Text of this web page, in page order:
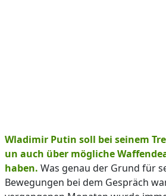
Wladimir Putin soll bei seinem
un auch über mögliche
haben. Was genau der Grund für
Bewegungen bei dem Gespräch